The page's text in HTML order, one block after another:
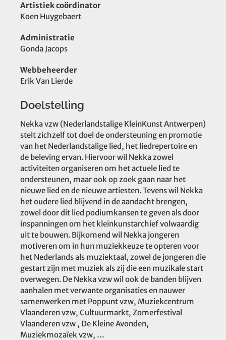
Artistiek coördinator
Koen Huygebaert
Administratie
Gonda Jacops
Webbeheerder
Erik Van Lierde
Doelstelling
Nekka vzw (Nederlandstalige KleinKunst Antwerpen)
stelt zichzelf tot doel de ondersteuning en promotie
van het Nederlandstalige lied, het liedrepertoire en
de beleving ervan. Hiervoor wil Nekka zowel
activiteiten organiseren om het actuele lied te
ondersteunen, maar ook op zoek gaan naar het
nieuwe lied en de nieuwe artiesten. Tevens wil Nekka
het oudere lied blijvend in de aandacht brengen,
zowel door dit lied podiumkansen te geven als door
inspanningen om het kleinkunstarchief volwaardig
uit te bouwen. Bijkomend wil Nekka jongeren
motiveren om in hun muziekkeuze te opteren voor
het Nederlands als muziektaal, zowel de jongeren die
gestart zijn met muziek als zij die een muzikale start
overwegen. De Nekka vzw wil ook de banden blijven
aanhalen met verwante organisaties en nauwer
samenwerken met Poppunt vzw, Muziekcentrum
Vlaanderen vzw, Cultuurmarkt, Zomerfestival
Vlaanderen vzw , De Kleine Avonden,
Muziekmozaïek vzw, …